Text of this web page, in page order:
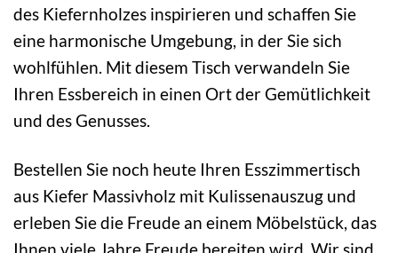
des Kiefernholzes inspirieren und schaffen Sie
eine harmonische Umgebung, in der Sie sich
wohlfühlen. Mit diesem Tisch verwandeln Sie
Ihren Essbereich in einen Ort der Gemütlichkeit
und des Genusses.
Bestellen Sie noch heute Ihren Esszimmertisch
aus Kiefer Massivholz mit Kulissenauszug und
erleben Sie die Freude an einem Möbelstück, das
Ihnen viele Jahre Freude bereiten wird. Wir sind